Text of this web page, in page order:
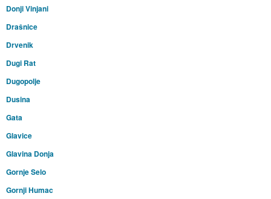
Donji Vinjani
Drašnice
Drvenik
Dugi Rat
Dugopolje
Dusina
Gata
Glavice
Glavina Donja
Gornje Selo
Gornji Humac